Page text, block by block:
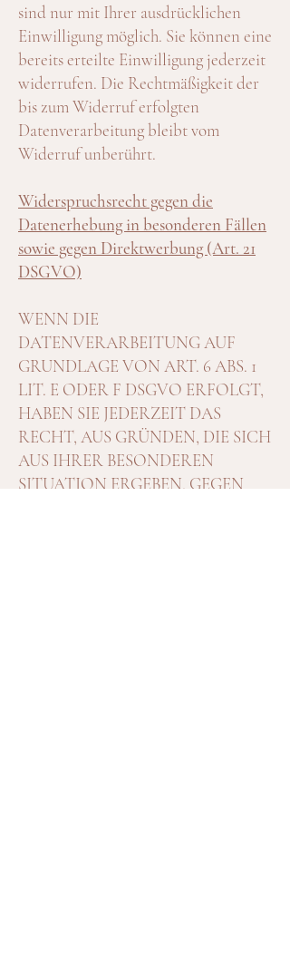
sind nur mit Ihrer ausdrücklichen
Einwilligung möglich. Sie können eine
bereits erteilte Einwilligung jederzeit
widerrufen. Die Rechtmäßigkeit der
bis zum Widerruf erfolgten
Datenverarbeitung bleibt vom
Widerruf unberührt.
Widerspruchsrecht gegen die
Datenerhebung in besonderen Fällen
sowie gegen Direktwerbung (Art. 21
DSGVO)
WENN DIE
DATENVERARBEITUNG AUF
GRUNDLAGE VON ART. 6 ABS. 1
LIT. E ODER F DSGVO ERFOLGT,
HABEN SIE JEDERZEIT DAS
RECHT, AUS GRÜNDEN, DIE SICH
AUS IHRER BESONDEREN
SITUATION ERGEBEN, GEGEN